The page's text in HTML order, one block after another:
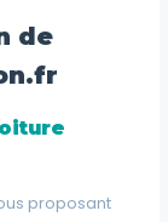
de
proposant